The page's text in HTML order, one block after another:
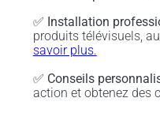
✅ Installation
produits télévisuels,
savoir plus.
✅ Conseils
action et obtenez des